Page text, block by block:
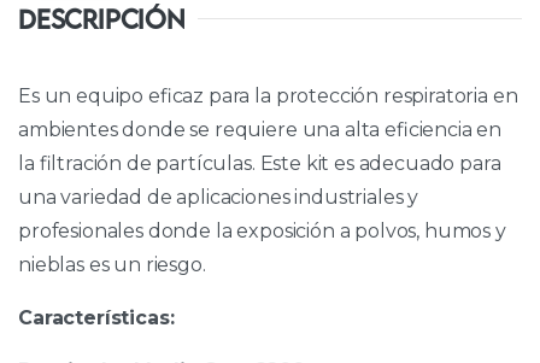
DESCRIPCIÓN
Es un equipo eficaz para la protección respiratoria en
ambientes donde se requiere una alta eficiencia en
la filtración de partículas. Este kit es adecuado para
una variedad de aplicaciones industriales y
profesionales donde la exposición a polvos, humos y
nieblas es un riesgo.
Características: